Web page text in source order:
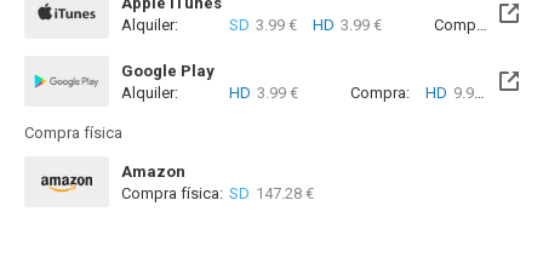
Alquiler:
SD 3.99 € HD 3.99 € Compra: SD
Google Play
Alquiler:
HD 3.99 € Compra: HD 9.99 €
Compra física
Amazon
Compra física: SD 147.28 €